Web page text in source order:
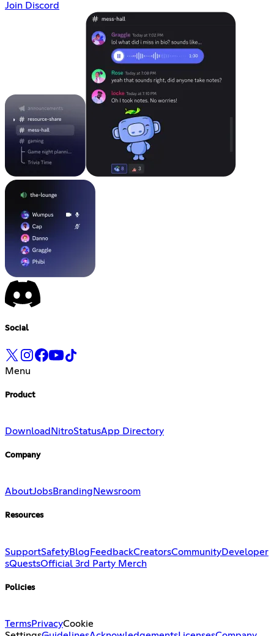
Join Discord
Social
Menu
Product
Download NitroStatusApp Directory
Company
AboutJobsBranding Newsroom
Resources
SupportSafetyBlog FeedbackCreatorsCommunityDeveloper
sQuestsOfficial 3rd Party Merch
Policies
TermsPrivacyCookie